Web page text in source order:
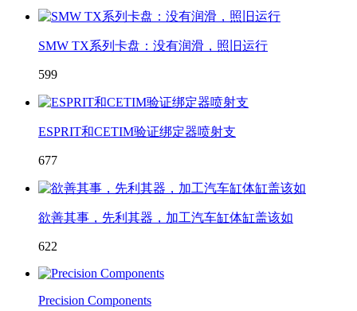
SMW TX系列卡盘：没有润滑，照旧运行
599
ESPRIT和CETIM验证绑定器喷射支
677
欲善其事，先利其器，加工汽车缸体缸盖该如
622
Precision Components